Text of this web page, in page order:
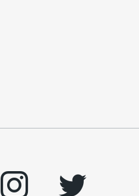
instagram
twitter